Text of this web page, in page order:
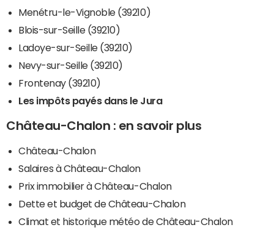
Menétru-le-Vignoble (39210)
Blois-sur-Seille (39210)
Ladoye-sur-Seille (39210)
Nevy-sur-Seille (39210)
Frontenay (39210)
Les impôts payés dans le Jura
Château-Chalon : en savoir plus
Château-Chalon
Salaires à Château-Chalon
Prix immobilier à Château-Chalon
Dette et budget de Château-Chalon
Climat et historique météo de Château-Chalon